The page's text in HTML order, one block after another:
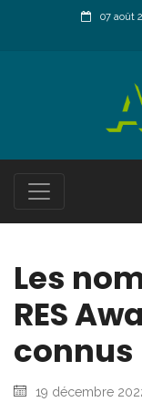
07 août
Les
RES
connus
19 décembre